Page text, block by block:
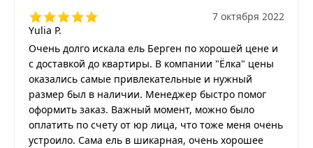
Yulia P.
7 октября 2022
Очень долго искала ель Берген по хорошей цене и
с доставкой до квартиры. В компании "Ёлка" цены
оказались самые привлекательные и нужный
размер был в наличии. Менеджер быстро помог
оформить заказ. Важный момент, можно было
оплатить по счету от юр лица, что тоже меня очень
устроило. Сама ель в шикарная, очень хорошее